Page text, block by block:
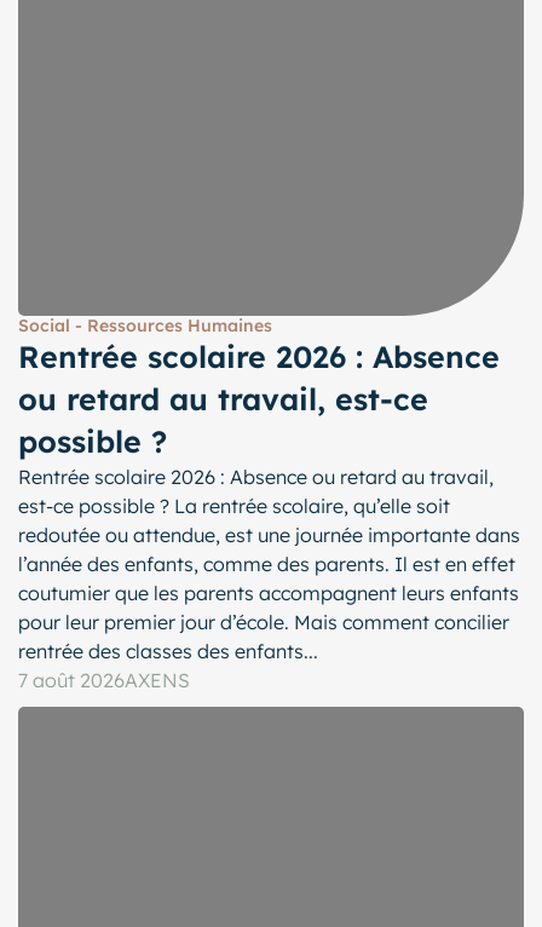
Social - Ressources Humaines
Rentrée scolaire 2026 : Absence
ou retard au travail, est-ce
possible ?
Rentrée scolaire 2026 : Absence ou retard au travail,
est-ce possible ? La rentrée scolaire, qu’elle soit
redoutée ou attendue, est une journée importante dans
l’année des enfants, comme des parents. Il est en effet
coutumier que les parents accompagnent leurs enfants
pour leur premier jour d’école. Mais comment concilier
rentrée des classes des enfants...
7 août 2026AXENS